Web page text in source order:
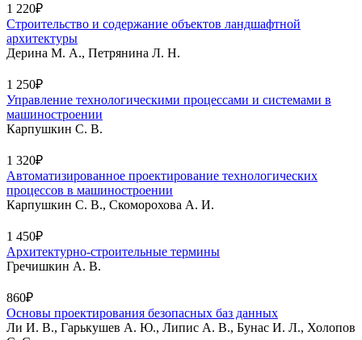
1 220₽
Строительство и содержание объектов ландшафтной
архитектуры
Дерина М. А., Петрянина Л. Н.
1 250₽
Управление технологическими процессами и системами в
машиностроении
Карпушкин С. В.
1 320₽
Автоматизированное проектирование технологических
процессов в машиностроении
Карпушкин С. В., Скоморохова А. И.
1 450₽
Архитектурно-строительные термины
Гречишкин А. В.
860₽
Основы проектирования безопасных баз данных
Ли И. В., Гарькушев А. Ю., Липис А. В., Бунас И. Л., Холопов